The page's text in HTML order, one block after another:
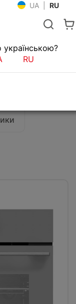
UA RU
шкафы
Teka
RU